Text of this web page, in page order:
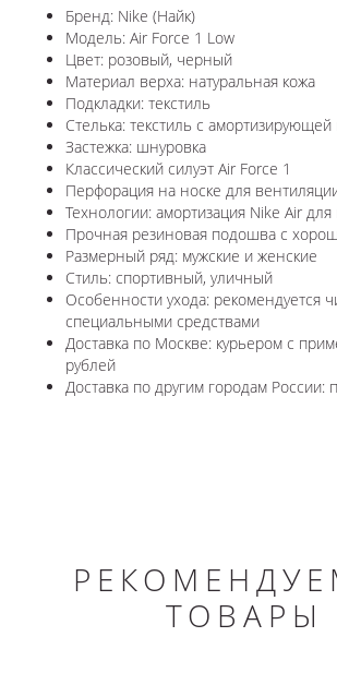
Бренд: Nike (Найк)
Модель: Air Force 1 Low
Цвет: розовый, черный
Материал верха: натуральная кожа
Подкладки: текстиль
Стелька: текстиль с
Застежка: шнуровка
Классический силуэт Air Force 1
Перфорация на носке для
Технологии: амортизация Nike Air
Прочная резиновая подошва с
Размерный ряд: мужские и женские
Стиль: спортивный, уличный
Особенности ухода: рекомендуется
специальными средствами
Доставка по Москве: курьером с
рублей
Доставка по другим городам России:
ТОВАРЫ